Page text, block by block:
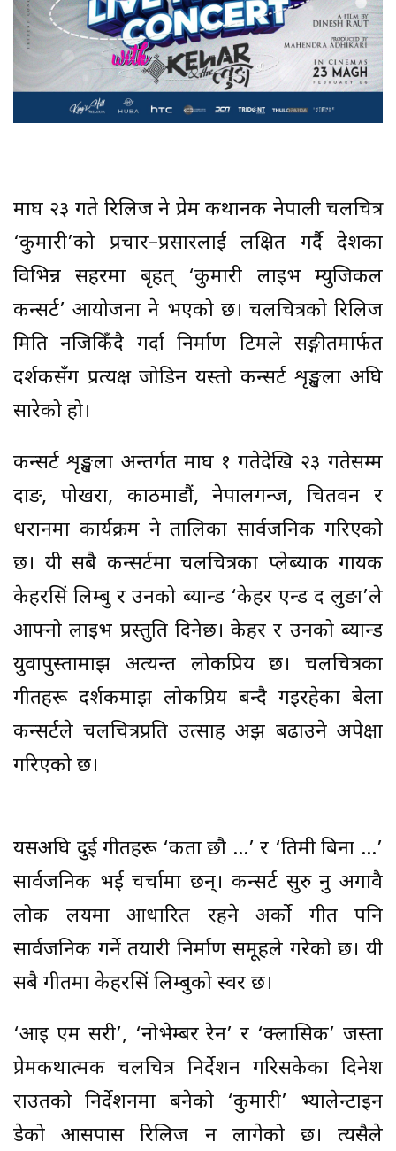
माघ २३ गते रिलिज हुने प्रेम कथानक नेपाली चलचित्र
‘कुमारी’को प्रचार–प्रसारलाई लक्षित गर्दै देशका
विभिन्न सहरमा बृहत् ‘कुमारी लाइभ म्युजिकल
कन्सर्ट’ आयोजना हुने भएको छ। चलचित्रको रिलिज
मिति नजिकिँदै गर्दा निर्माण टिमले सङ्गीतमार्फत
दर्शकसँग प्रत्यक्ष जोडिन यस्तो कन्सर्ट शृङ्खला अघि
सारेको हो।
कन्सर्ट शृङ्खला अन्तर्गत माघ १ गतेदेखि २३ गतेसम्म
दाङ, पोखरा, काठमाडौं, नेपालगन्ज, चितवन र
धरानमा कार्यक्रम हुने तालिका सार्वजनिक गरिएको
छ। यी सबै कन्सर्टमा चलचित्रका प्लेब्याक गायक
केहरसिं लिम्बु र उनको ब्यान्ड ‘केहर एन्ड द लुङा’ले
आफ्नो लाइभ प्रस्तुति दिनेछ। केहर र उनको ब्यान्ड
युवापुस्तामाझ अत्यन्त लोकप्रिय छ। चलचित्रका
गीतहरू दर्शकमाझ लोकप्रिय बन्दै गइरहेका बेला
कन्सर्टले चलचित्रप्रति उत्साह अझ बढाउने अपेक्षा
गरिएको छ।
यसअघि दुई गीतहरू ‘कता छौ …’ र ‘तिमी बिना …’
सार्वजनिक भई चर्चामा छन्। कन्सर्ट सुरु हुनु अगावै
लोक लयमा आधारित रहने अर्को गीत पनि
सार्वजनिक गर्ने तयारी निर्माण समूहले गरेको छ। यी
सबै गीतमा केहरसिं लिम्बुको स्वर छ।
‘आइ एम सरी’, ‘नोभेम्बर रेन’ र ‘क्लासिक’ जस्ता
प्रेमकथात्मक चलचित्र निर्देशन गरिसकेका दिनेश
राउतको निर्देशनमा बनेको ‘कुमारी’ भ्यालेन्टाइन
डेको आसपास रिलिज हुन लागेको छ। त्यसैले